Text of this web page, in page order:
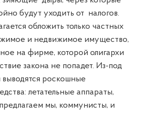
будут уходить от налогов.
обложить только частных
и недвижимое имущество,
на фирме, которой олигархи
закона не попадет. Из-под
роскошные
летательные аппараты,
мы, коммунисты, и